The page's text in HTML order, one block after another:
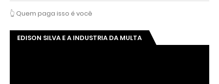
👆 Quem paga isso é você
EDISON SILVA E A INDUSTRIA DA MULTA